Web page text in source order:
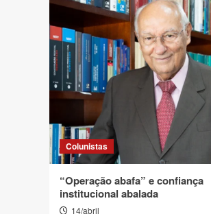
Colunistas
“Operação abafa” e confiança
institucional abalada
14/abril